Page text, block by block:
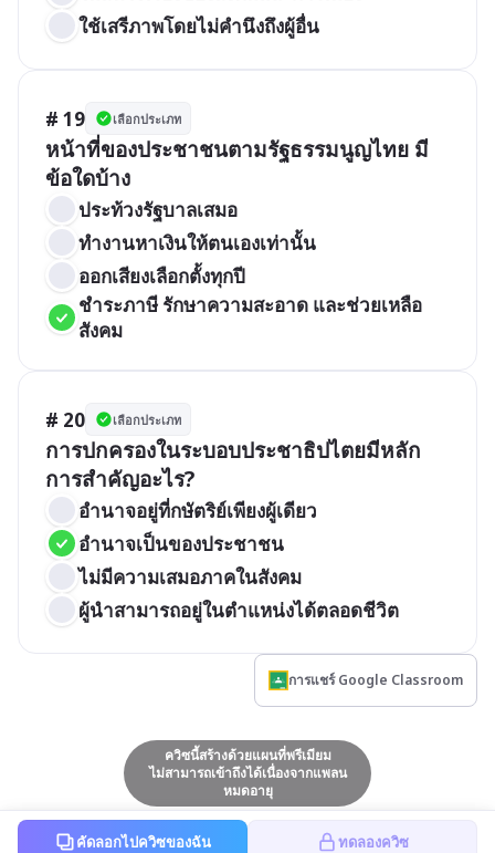
ใช้เสรีภาพโดยไม่คำนึงถึงผู้อื่น
# 19 เลือกประเภท
หน้าที่ของประชาชนตามรัฐธรรมนูญไทย มี
ข้อใดบ้าง
ประท้วงรัฐบาลเสมอ
ทำงานหาเงินให้ตนเองเท่านั้น
ออกเสียงเลือกตั้งทุกปี
ชำระภาษี รักษาความสะอาด และช่วยเหลือ
สังคม
# 20 เลือกประเภท
การปกครองในระบอบประชาธิปไตยมีหลัก
การสำคัญอะไร?
อำนาจอยู่ที่กษัตริย์เพียงผู้เดียว
อำนาจเป็นของประชาชน
ไม่มีความเสมอภาคในสังคม
ผู้นำสามารถอยู่ในตำแหน่งได้ตลอดชีวิต
การแชร์ Google Classroom
ควิซนี้สร้างด้วยแผนที่พรีเมียม
ไม่สามารถเข้าถึงได้เนื่องจากแพลน
หมดอายุ
คัดลอกไปควิซของฉัน ทดลองควิซ